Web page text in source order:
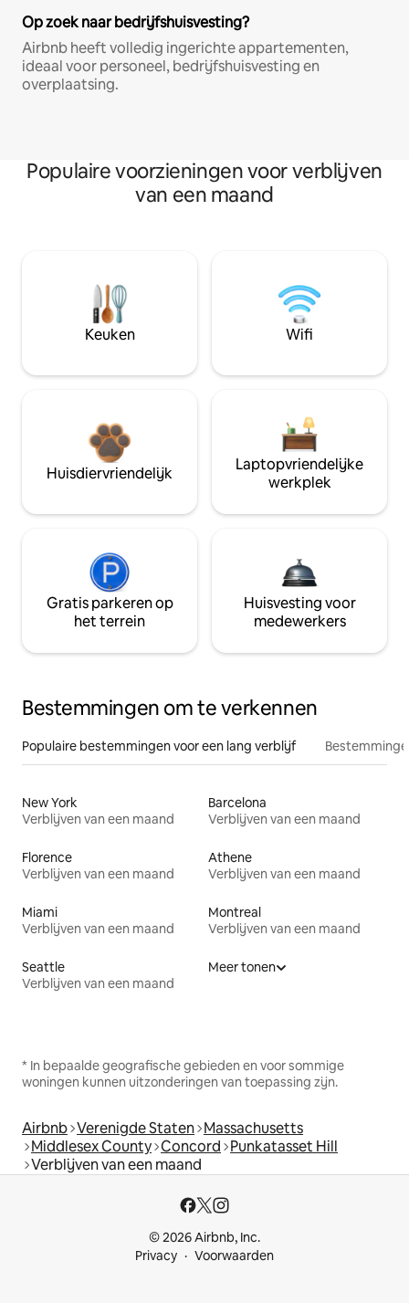
Op zoek naar bedrijfshuisvesting?
Airbnb heeft volledig ingerichte appartementen,
ideaal voor personeel, bedrijfshuisvesting en
overplaatsing.
Populaire voorzieningen voor verblijven
van een maand
Keuken Wifi
Huisdiervriendelijk
Laptopvriendelijke
werkplek
Gratis parkeren op
het terrein
Huisvesting voor
medewerkers
Bestemmingen om te verkennen
Populaire bestemmingen voor een lang verblijf
New York
Verblijven van een maand
Barcelona
Verblijven van een maand
Florence
Verblijven van een maand
Athene
Verblijven van een maand
Miami
Verblijven van een maand
Montreal
Verblijven van een maand
Seattle
Verblijven van een maand
Meer tonen
* In bepaalde geografische gebieden en voor sommige
woningen kunnen uitzonderingen van toepassing zijn.
Airbnb Verenigde Staten Massachusetts
Middlesex County Concord Punkatasset Hill
Verblijven van een maand
© 2026 Airbnb, Inc.
Privacy
Voorwaarden